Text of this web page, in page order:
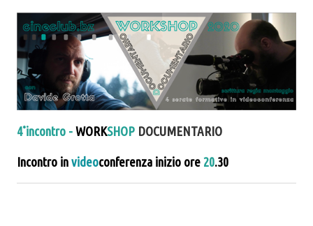
4˚incontro -WORKSHOP DOCUMENTARIO
Incontro invideoconferenza inizio ore20.30